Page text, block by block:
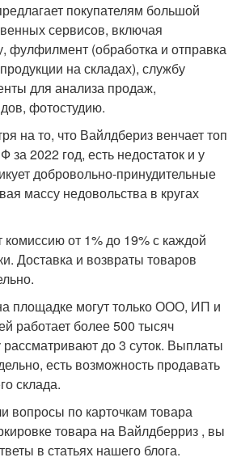
покупателям большой
сервисов, включая
фулфилмент (обработка и отправка
на складах), службу
для анализа продаж,
фотостудию.
на то, что Вайлдбериз венчает топ
за 2022 год, есть недостаток и у
добровольно-принудительные
массу недовольства в кругах
комиссию от 1% до 19% с каждой
Доставка и возвраты товаров
площадке могут только ООО, ИП и
работает более 500 тысяч
до 3 суток. Выплаты
есть возможность продавать
склада.
вопросы по карточкам товара
товара на Вайлдберриз , вы
в статьях нашего блога.